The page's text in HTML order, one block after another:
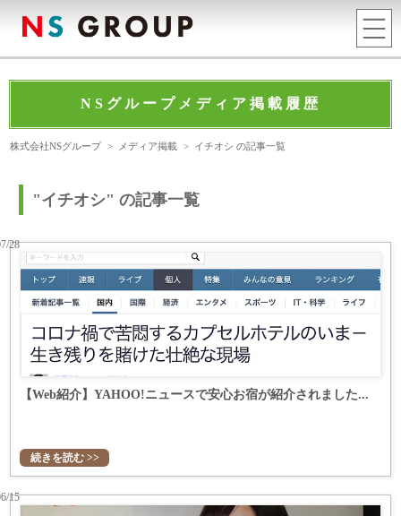
NSグループメディア掲載履歴
株式会社NSグループ > メディア掲載 > イチオシ の記事一覧
"イチオシ" の記事一覧
【Web紹介】YAHOO!ニュースで安心お宿が紹介されました...
28
続きを読む >>
15